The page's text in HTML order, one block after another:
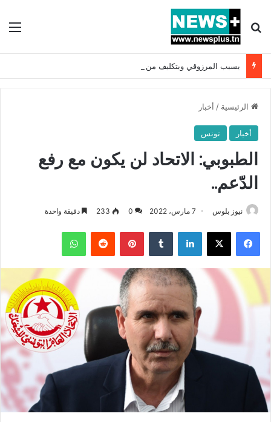
بحث عن
الرئيسية / أخبار
أخبار تونس
الطبوبي: الاتحاد لن يكون مع رفع
الدّعم..
نيوز بلوس 7 مارس، 2022 0
233 دقيقة واحدة
فيسبوك X لينكدإن بينتيريست واتساب